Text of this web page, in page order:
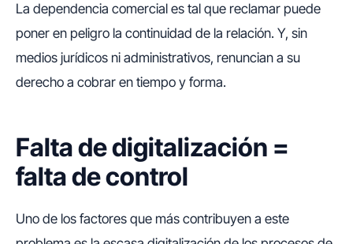
La dependencia comercial es tal que reclamar puede
poner en peligro la continuidad de la relación. Y, sin
medios jurídicos ni administrativos, renuncian a su
derecho a cobrar en tiempo y forma.
Falta de digitalización =
falta de control
Uno de los factores que más contribuyen a este